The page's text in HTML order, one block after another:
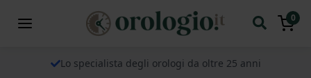
0
Lo specialista degli orologi da oltre 25 anni